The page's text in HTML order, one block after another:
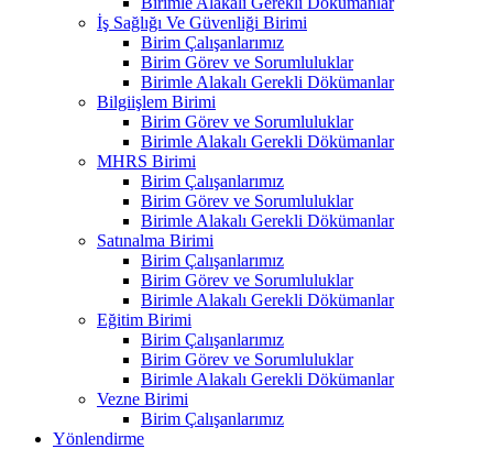
İş Sağlığı Ve Güvenliği Birimi
Birim Çalışanlarımız
Birim Görev ve Sorumluluklar
Birimle Alakalı Gerekli Dökümanlar
Bilgiişlem Birimi
Birim Görev ve Sorumluluklar
Birimle Alakalı Gerekli Dökümanlar
MHRS Birimi
Birim Çalışanlarımız
Birim Görev ve Sorumluluklar
Birimle Alakalı Gerekli Dökümanlar
Satınalma Birimi
Birim Çalışanlarımız
Birim Görev ve Sorumluluklar
Birimle Alakalı Gerekli Dökümanlar
Eğitim Birimi
Birim Çalışanlarımız
Birim Görev ve Sorumluluklar
Birimle Alakalı Gerekli Dökümanlar
Vezne Birimi
Birim Çalışanlarımız
Yönlendirme